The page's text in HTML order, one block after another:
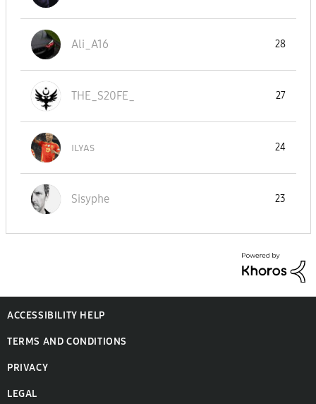
Ali_A16 28
THE_S20FE_ 27
ɪʟʏᴀs 24
Sisyphe 23
ACCESSIBILITY HELP
TERMS AND CONDITIONS
PRIVACY
LEGAL